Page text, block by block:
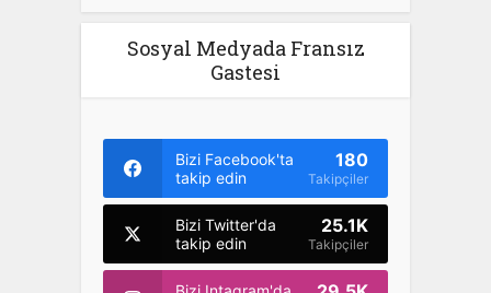
Sosyal Medyada Fransız
Gastesi
Bizi Facebook'ta
takip edin
180
Takipçiler
Bizi Twitter'da
takip edin
25.1K
Takipçiler